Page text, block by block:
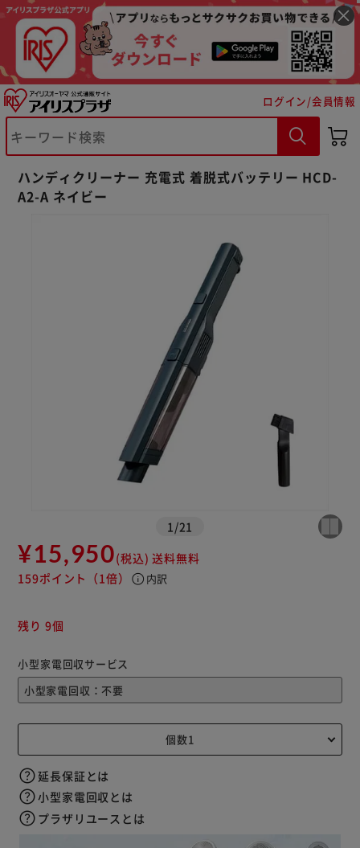
ログイン/会員情報
ハンディクリーナー 充電式 着脱式バッテリー HCD-
A2-A ネイビー
1 /21
¥15,950(税込) 送料無料
159ポイント （1倍） info 内訳
小型家電回収サービス
残り 9個
延長保証とは
小型家電回収とは
プラザリユースとは
※ご確認ください
カートに入れる 購入手続きへ